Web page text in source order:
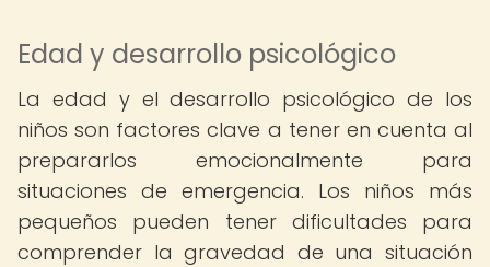
Edad y desarrollo psicológico
La edad y el desarrollo psicológico de los
niños son factores clave a tener en cuenta al
prepararlos emocionalmente para
situaciones de emergencia. Los niños más
pequeños pueden tener dificultades para
comprender la gravedad de una situación